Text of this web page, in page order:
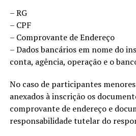
– RG
– CPF
– Comprovante de Endereço
– Dados bancários em nome do
conta, agência, operação e o
No caso de participantes
anexados à inscrição os
comprovante de endereço e
responsabilidade tutelar do